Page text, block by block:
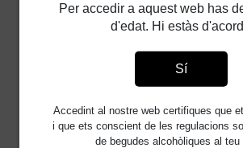
Vicens
Vinyes del
Blanca
Per accedir a aquest web has
d'edat. Hi estàs
Sí
Accedint al nostre web certifiques que
i que ets conscient de les regulacions
de begudes alcohòliques al teu